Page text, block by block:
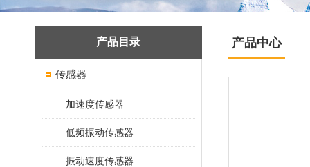
产品目录
传感器
加速度传感器
低频振动传感器
振动速度传感器
产品中心